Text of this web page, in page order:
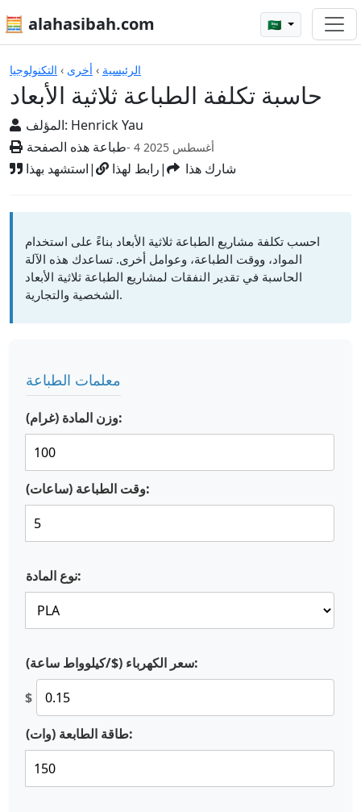
🧮 alahasibah.com 🇸🇦
الرئيسية › أخرى › التكنولوجيا
حاسبة تكلفة الطباعة ثلاثية الأبعاد
المؤلف: Henrick Yau
طباعة هذه الصفحة
- 4 أغسطس 2025
استشهد بهذا| رابط لهذا| شارك هذا
الآلات الحاسبة
احسب تكلفة مشاريع الطباعة ثلاثية الأبعاد بناءً على استخدام
المواد، ووقت الطباعة، وعوامل أخرى. تساعدك هذه الآلة
الحاسبة في تقدير النفقات لمشاريع الطباعة ثلاثية الأبعاد
الشخصية والتجارية.
معلمات الطباعة
وزن المادة (غرام):
وقت الطباعة (ساعات):
نوع المادة:
سعر الكهرباء ($/كيلوواط ساعة):
$
طاقة الطابعة (وات):